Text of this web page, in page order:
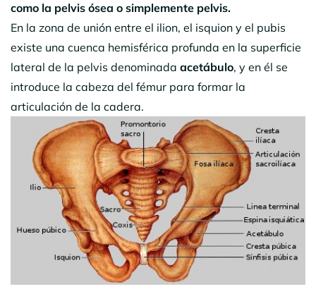
como la pelvis ósea o simplemente pelvis.
En la zona de unión entre el ilion, el isquion y el pubis
existe una cuenca hemisférica profunda en la superficie
lateral de la pelvis denominada acetábulo, y en él se
introduce la cabeza del fémur para formar la
articulación de la cadera.